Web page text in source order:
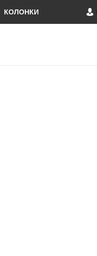
КОЛОНКИ